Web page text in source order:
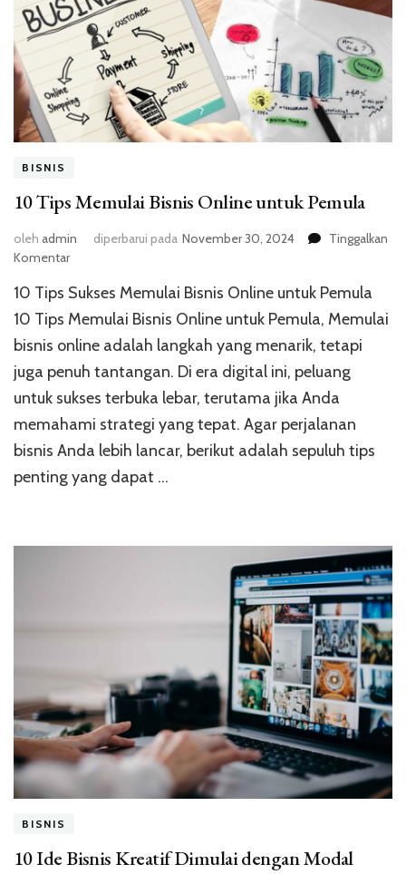
BISNIS
10 Tips Memulai Bisnis Online untuk Pemula
oleh admin diperbarui pada November 30, 2024
Tinggalkan
Komentarpada
Tips
Memulai
Online
untuk
Pemula
10 Tips Sukses Memulai Bisnis Online untuk Pemula
10 Tips Memulai Bisnis Online untuk Pemula, Memulai
bisnis online adalah langkah yang menarik, tetapi
juga penuh tantangan. Di era digital ini, peluang
untuk sukses terbuka lebar, terutama jika Anda
memahami strategi yang tepat. Agar perjalanan
bisnis Anda lebih lancar, berikut adalah sepuluh tips
penting yang dapat …
BISNIS
10 Ide Bisnis Kreatif Dimulai dengan Modal